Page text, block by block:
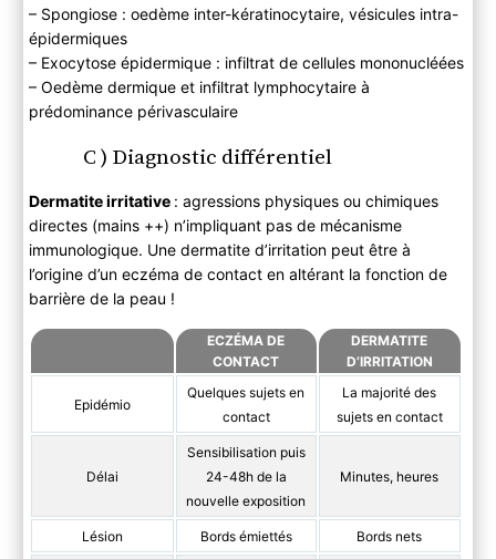
– Spongiose : oedème inter-kératinocytaire, vésicules intra-
épidermiques
– Exocytose épidermique : infiltrat de cellules mononucléées
– Oedème dermique et infiltrat lymphocytaire à
prédominance périvasculaire
C ) Diagnostic différentiel
Dermatite irritative : agressions physiques ou chimiques
directes (mains ++) n’impliquant pas de mécanisme
immunologique. Une dermatite d’irritation peut être à
l’origine d’un eczéma de contact en altérant la fonction de
barrière de la peau !
ECZÉMA DE
CONTACT
DERMATITE
D’IRRITATION
Epidémio
Quelques sujets en
contact
La majorité des
sujets en contact
Délai
Sensibilisation puis
24-48h de la
nouvelle exposition
Minutes, heures
Lésion Bords émiettés Bords nets